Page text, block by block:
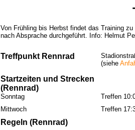
Von Frühling bis Herbst findet das Training
nach Absprache durchgeführt. Info: Helmut
Treffpunkt Rennrad
(siehe
Startzeiten und Strecken
(Rennrad)
Sonntag
Treffen
Mittwoch
Treffen
Regeln (Rennrad)